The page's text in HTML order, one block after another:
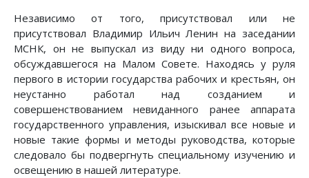
Независимо от того, присутствовал или не
присутствовал Владимир Ильич Ленин на заседании
МСНК, он не выпускал из виду ни одного вопроса,
обсуждавшегося на Малом Совете. Находясь у руля
первого в истории государства рабочих и крестьян, он
неустанно работал над созданием и
совершенствованием невиданного ранее аппарата
государственного управления, изыскивал все новые и
новые такие формы и методы руководства, которые
следовало бы подвергнуть специальному изучению и
освещению в нашей литературе.